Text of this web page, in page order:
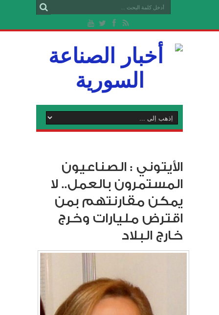
الأيتوني : الصناعيون
المستمرون بالعمل.. لا
يمكن مقارنتهم بمن
اقترض مليارات وخرج
خارج البلاد